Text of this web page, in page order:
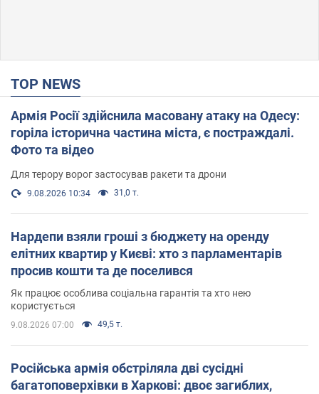
TOP NEWS
Армія Росії здійснила масовану атаку на Одесу:
горіла історична частина міста, є постраждалі.
Фото та відео
Для терору ворог застосував ракети та дрони
9.08.2026 10:34 31,0 т.
Нардепи взяли гроші з бюджету на оренду
елітних квартир у Києві: хто з парламентарів
просив кошти та де поселився
Як працює особлива соціальна гарантія та хто нею
користується
9.08.2026 07:00 49,5 т.
Російська армія обстріляла дві сусідні
багатоповерхівки в Харкові: двоє загиблих,